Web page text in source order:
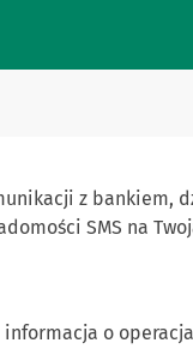
z
SMS na
informacja o